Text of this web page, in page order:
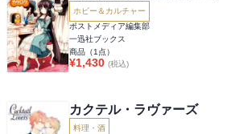
ホビー＆カルチャー
ポストメディア編集部
一迅社ブックス
商品（1 点）
¥1,430 (税込)
カクテル・ラヴァーズ
料理・酒